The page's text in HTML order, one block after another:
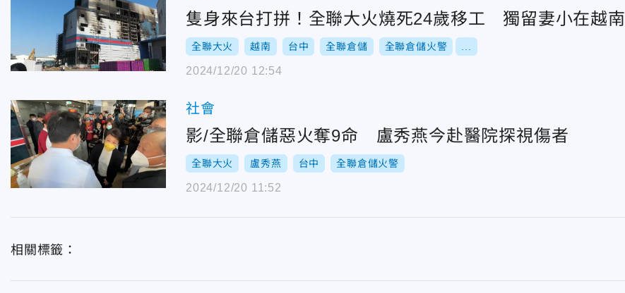
隻身來台打拼！全聯大火燒死24歲移工 獨留妻小在越南
全聯大火 越南 台中 全聯倉儲 全聯倉儲火警
2024/12/20 12:54
社會
影/全聯倉儲惡火奪9命 盧秀燕今赴醫院探視傷者
全聯大火 盧秀燕 台中 全聯倉儲火警
2024/12/20 11:52
相關標籤：